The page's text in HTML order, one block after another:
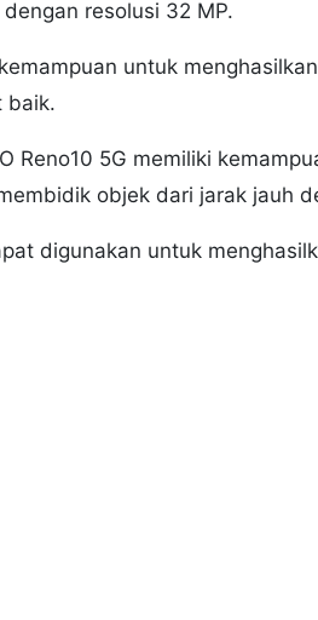
resolusi 32 MP.
untuk
baik.
Reno10 5G memiliki
objek dari jarak jauh
digunakan untuk